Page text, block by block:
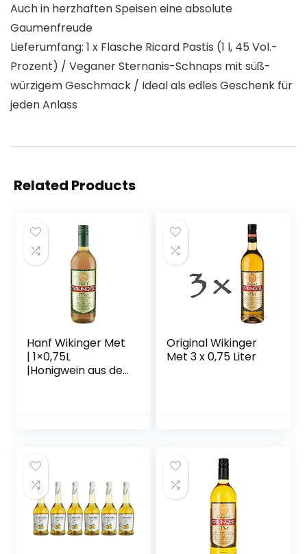
Auch in herzhaften Speisen eine absolute
Gaumenfreude
Lieferumfang: 1 x Flasche Ricard Pastis (1 l, 45 Vol.-
Prozent) / Veganer Sternanis-Schnaps mit süß-
würzigem Geschmack / Ideal als edles Geschenk für
jeden Anlass
Related Products
Hanf Wikinger Met
| 1×0,75L
|Honigwein aus der
Original Wikinger
Met 3 x 0,75 Liter